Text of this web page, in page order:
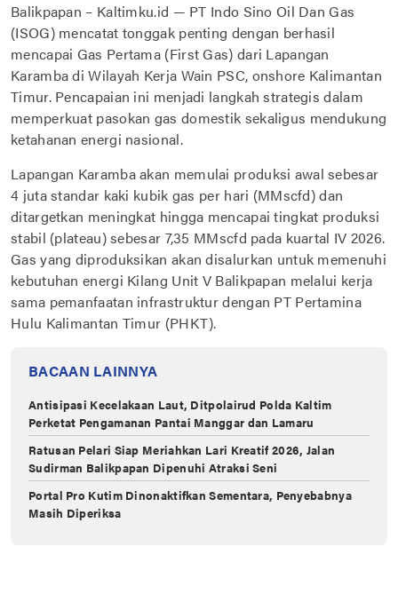
Balikpapan – Kaltimku.id — PT Indo Sino Oil Dan Gas
(ISOG) mencatat tonggak penting dengan berhasil
mencapai Gas Pertama (First Gas) dari Lapangan
Karamba di Wilayah Kerja Wain PSC, onshore Kalimantan
Timur. Pencapaian ini menjadi langkah strategis dalam
memperkuat pasokan gas domestik sekaligus mendukung
ketahanan energi nasional.
Lapangan Karamba akan memulai produksi awal sebesar
4 juta standar kaki kubik gas per hari (MMscfd) dan
ditargetkan meningkat hingga mencapai tingkat produksi
stabil (plateau) sebesar 7,35 MMscfd pada kuartal IV 2026.
Gas yang diproduksikan akan disalurkan untuk memenuhi
kebutuhan energi Kilang Unit V Balikpapan melalui kerja
sama pemanfaatan infrastruktur dengan PT Pertamina
Hulu Kalimantan Timur (PHKT).
BACAAN LAINNYA
Antisipasi Kecelakaan Laut, Ditpolairud Polda Kaltim
Perketat Pengamanan Pantai Manggar dan Lamaru
Ratusan Pelari Siap Meriahkan Lari Kreatif 2026, Jalan
Sudirman Balikpapan Dipenuhi Atraksi Seni
Portal Pro Kutim Dinonaktifkan Sementara, Penyebabnya
Masih Diperiksa